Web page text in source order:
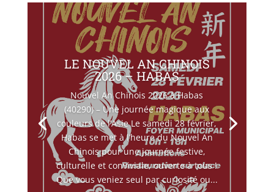
LE NOUVEL AN CHINOIS
2026 – HABAS
Nouvel An Chinois 2026 à Habas
(40290) – Une journée magique aux
couleurs de l’Asie Le samedi 28 février,
Habas se met à l’heure du Nouvel An
Chinois pour une journée festive,
culturelle et conviviale, ouverte à tous !
Que vous veniez seul par curiosité ou...